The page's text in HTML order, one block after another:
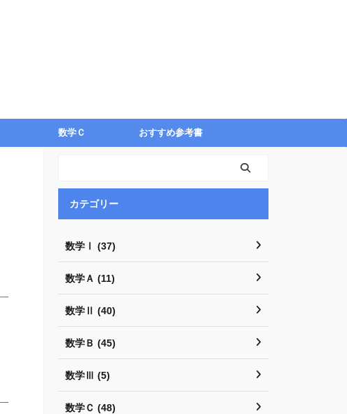
数学Ｃ おすすめ参考書
カテゴリー
数学Ⅰ (37)
数学Ａ (11)
数学Ⅱ (40)
数学Ｂ (45)
数学Ⅲ (5)
数学Ｃ (48)